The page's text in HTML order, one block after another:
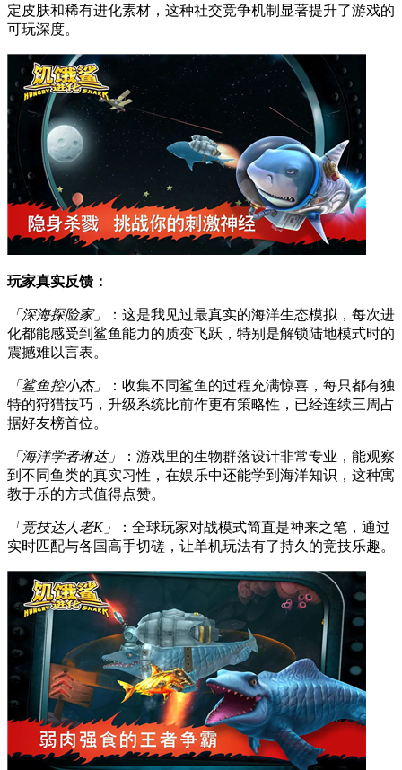
定皮肤和稀有进化素材，这种社交竞争机制显著提升了游戏的
可玩深度。
玩家真实反馈：
「深海探险家」
：这是我见过最真实的海洋生态模拟，每次进
化都能感受到鲨鱼能力的质变飞跃，特别是解锁陆地模式时的
震撼难以言表。
「鲨鱼控小杰」
：收集不同鲨鱼的过程充满惊喜，每只都有独
特的狩猎技巧，升级系统比前作更有策略性，已经连续三周占
据好友榜首位。
「海洋学者琳达」
：游戏里的生物群落设计非常专业，能观察
到不同鱼类的真实习性，在娱乐中还能学到海洋知识，这种寓
教于乐的方式值得点赞。
「竞技达人老K」
：全球玩家对战模式简直是神来之笔，通过
实时匹配与各国高手切磋，让单机玩法有了持久的竞技乐趣。